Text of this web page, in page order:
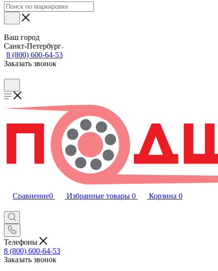
Ваш город
Санкт-Петербург
8 (800) 600-64-53
Заказать звонок
Сравнение0 Избранные товары 0 Корзина 0
Телефоны
8 (800) 600-64-53
Заказать звонок